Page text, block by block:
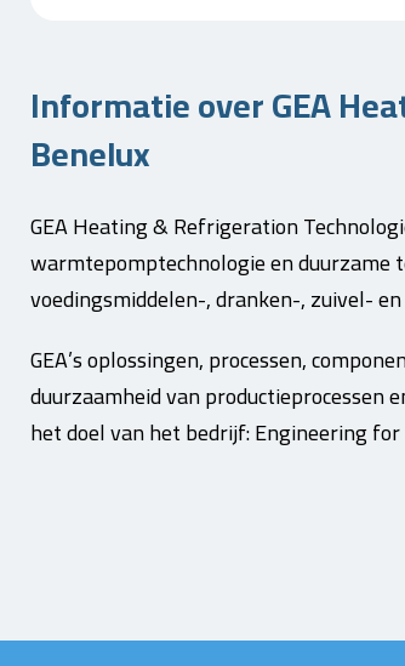
Informatie over GEA
Benelux
GEA Heating & Refrigeration
warmtepomptechnologie en duurzame
voedingsmiddelen-, dranken-, zuivel-
GEA’s oplossingen, processen,
duurzaamheid van productieprocessen
het doel van het bedrijf: Engineering